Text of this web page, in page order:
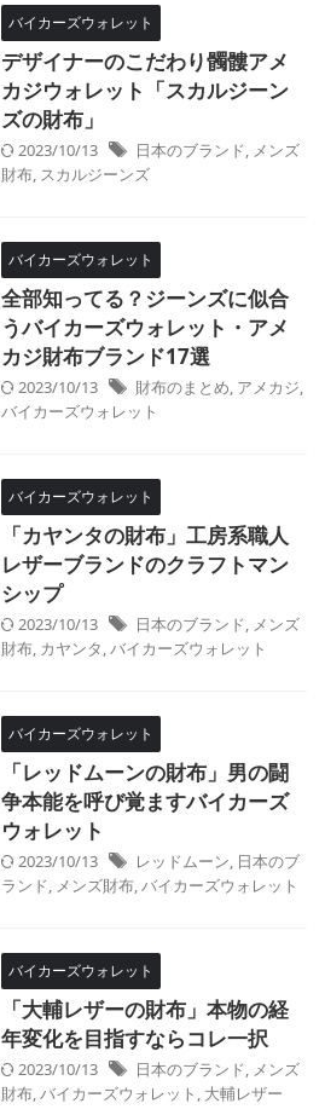
バイカーズウォレット
デザイナーのこだわり髑髏アメ
カジウォレット「スカルジーン
ズの財布」
2023/10/13 日本のブランド
メンズ
財布 スカルジーンズ
バイカーズウォレット
全部知ってる？ジーンズに似合
うバイカーズウォレット・アメ
カジ財布ブランド17選
2023/10/13 財布のまとめ アメカジ
バイカーズウォレット
バイカーズウォレット
「カヤンタの財布」工房系職人
レザーブランドのクラフトマン
シップ
2023/10/13 日本のブランド
メンズ
財布 カヤンタ バイカーズウォレット
バイカーズウォレット
「レッドムーンの財布」男の闘
争本能を呼び覚ますバイカーズ
ウォレット
2023/10/13 レッドムーン 日本のブ
ランド
メンズ財布 バイカーズウォレット
バイカーズウォレット
「大輔レザーの財布」本物の経
年変化を目指すならコレ一択
2023/10/13 日本のブランド
メンズ
財布 バイカーズウォレット 大輔レザー